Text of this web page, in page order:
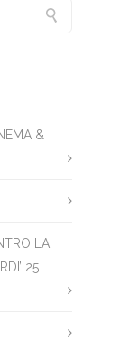
&
LA
25